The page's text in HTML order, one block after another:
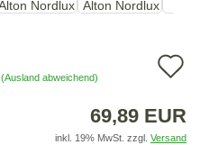
(Ausland abweichend)
69,89 EUR
inkl. 19% MwSt. zzgl. Versand